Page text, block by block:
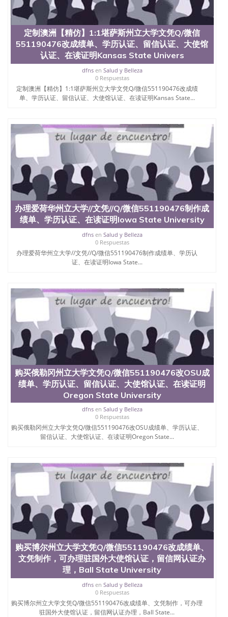
交时间，公司人员陪同客户本人一起去留服递交材
料； 5、等待结果，完成结果书留服直接邮寄给客户
6、客户确认收到结果，付余款。 我们对海外大学及
学院的毕业证成绩单所使用的材料，尺寸大小，防伪
结构（包括：水印，阴影底纹，钢印LOGO烫金烫
银，LOGO烫金烫银复合重叠。 文字图案浮雕，激光
镭射，紫外荧光，温感，复印防伪）都有原版本文凭
对照。质量得到了广大海外客户群体的认可，同时和
海外学校留学中介， 同时能做到与时俱进，及时掌握
各大院校的（毕业证，成绩单，资格证，学生卡，结
寸大小，纸张材质，防伪技术等等，并在时间收集到
原版实物，以求达到客户的需求。 我们的优势： 我
们在保证合理定价的同时，坚持较高性价比，通过品
质和效率不断优化，为您倾情诠释什么是高性价比。
咨询顾问：Sam q/微信:551190476 Q/微
信:551190476办理毕业证成绩单、教育部认证,录取通
知书，雅思，留学回国证明.
公司专业制作、办理、仿制、成绩单文凭、改成绩、
教育部学历学位认证、毕业证、成绩单、文凭、学历
文凭、假文凭假毕业证假学历书制作、假制作、办
理、仿制学位证书、毕业证文凭、文凭毕业证、毕业
证认证、留服认证、使馆认证、使馆证明、使馆留学
回国人员证明、留学生认证、学历认证、文凭认证学
位认证、留学生学历认证、留学生学位认证、英国文
551190476 圣何塞州立大学毕业证（San Jose State
University）圣何塞州立大学毕业证（San Jose State
University）圣何塞州立大学毕业证（San Jose State
University）圣何塞州立大学成绩单（San Jose State
University）圣何塞州立大学成绩单（ San Jose State
University）圣何塞州立大学成绩单（San Jose State
University）成绩单圣何塞州立大学文凭（San Jose
State University）圣何塞州立大学（San Jose State
University）圣何塞州立大学（San Jose State
University）圣何塞州立大学（ San Jose State
University）圣何塞州立大学（San Jose State
University）圣何塞州立大学文凭（San Jose State
University）圣何塞州立大学文凭（San Jose State
University）文凭圣何塞州立大学文凭（San Jose
State University）圣何塞州立大学学历（ San Jose
State University）圣何塞州立大学学历（San Jose
State University）圣何塞州立大学（San Jose State
University）圣何塞州立大学（San Jose State
University）圣何塞州立大学（San Jose State
University）圣何塞州立大学（San Jose State
University）圣何塞州立大学学位证（San Jose State
University）圣何塞州立大学学位证（San Jose State
University）圣何塞州立大学学位证（San Jose State
University）圣何塞州立大学（San Jose State
University）圣何塞州立大学（San Jose State
University）圣何塞州立大学（San Jose State
University）圣何塞州立大学（San Jose State
University）圣何塞州立大学学位证（San Jose State
University）圣何塞州立大学学位证（San Jose State
University）圣何塞州立大学结业证（San Jose State
University）圣何塞州立大学结业证（San Jose State
University）圣何塞州立大学结业证（San Jose State
定制澳洲【精仿】1:1堪萨斯州立大学文凭Q/微信
551190476改成绩单、学历认证、留信认证、大使馆
认证、在读证明Kansas State Univers
dfnsen Salud y Belleza
0 Respuestas
定制澳洲【精仿】1:1堪萨斯州立大学文凭Q/微信551190476改成绩
单、学历认证、留信认证、大使馆认证、在读证明Kansas State...
办理爱荷华州立大学//文凭//Q/微信551190476制作成
绩单、学历认证、在读证明Iowa State University
dfnsen Salud y Belleza
0 Respuestas
办理爱荷华州立大学//文凭//Q/微信551190476制作成绩单、学历认
证、在读证明Iowa State...
购买俄勒冈州立大学文凭Q/微信551190476改OSU成
绩单、学历认证、留信认证、大使馆认证、在读证明
Oregon State University
dfnsen Salud y Belleza
0 Respuestas
购买俄勒冈州立大学文凭Q/微信551190476改OSU成绩单、学历认证、
留信认证、大使馆认证、在读证明Oregon State...
购买博尔州立大学文凭Q/微信551190476改成绩单、
文凭制作，可办理驻国外大使馆认证，留信网认证办
理，Ball State University
dfnsen Salud y Belleza
0 Respuestas
购买博尔州立大学文凭Q/微信551190476改成绩单、文凭制作，可办理
驻国外大使馆认证，留信网认证办理，Ball State...